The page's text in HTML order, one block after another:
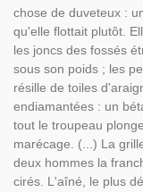
chose de duveteux :
qu'elle flottait plutôt.
les joncs des fossés
sous son poids ; les
résille de toiles
endiamantées : un
tout le troupeau
marécage. (...) La
deux hommes la
cirés. L'aîné, le plus